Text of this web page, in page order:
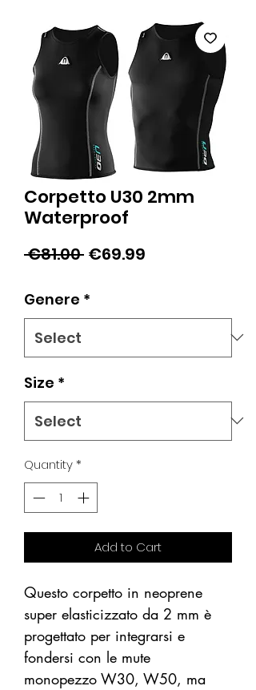
Corpetto U30 2mm
Waterproof
€81.00 Regular
€69.99
Genere *
Size *
Quantity*
Add to Cart
Questo corpetto in neoprene
super elasticizzato da 2 mm è
progettato per integrarsi e
fondersi con le mute
monopezzo W30, W50, ma